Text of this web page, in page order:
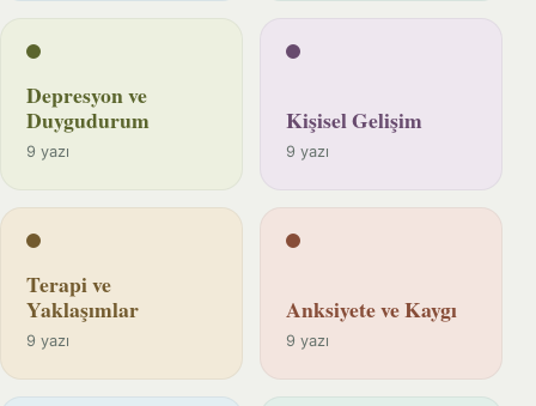
Depresyon ve
Duygudurum
9 yazı
Kişisel Gelişim
9 yazı
Terapi ve
Yaklaşımlar
9 yazı
Anksiyete ve Kaygı
9 yazı